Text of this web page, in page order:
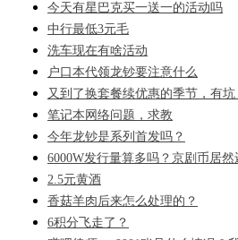
今天有星巴克买一送一的活动吗
中行最低3元毛
洗车现在有啥活动
户口本代领龙钞要注意什么
又到了换套餐续优惠的季节，有
笔记本网络问题，求教
今年龙钞是系列首发吗？
6000W发行量算多吗？京剧币居然
2.5元黄酒
香菇羊肉后来怎么处理的？
6积分飞走了？